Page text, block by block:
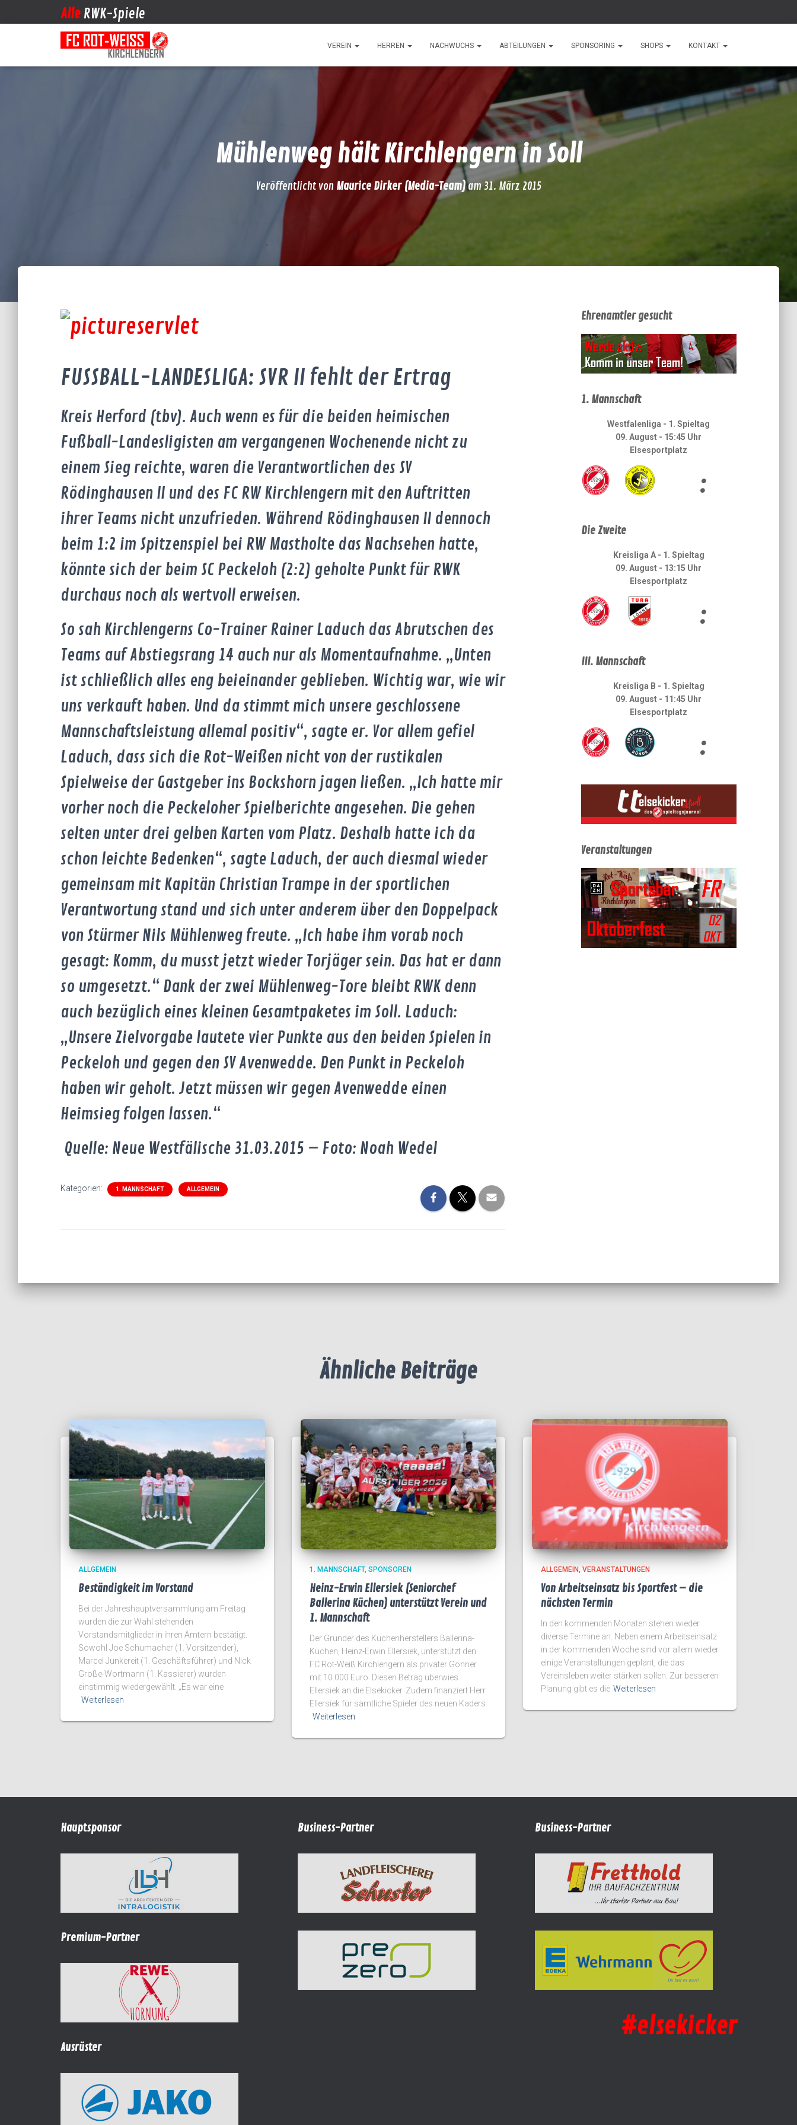
Alle RWK-Spiele
VEREIN HERREN NACHWUCHS ABTEILUNGEN SPONSORING SHOPS KONTAKT
Mühlenweg hält Kirchlengern in Soll
Veröffentlicht von Maurice Dirker (Media-Team)am31. März 2015
FUSSBALL-LANDESLIGA: SVR II fehlt der Ertrag
Kreis Herford (tbv). Auch wenn es für die beiden heimischen
Fußball-Landesligisten am vergangenen Wochenende nicht zu
einem Sieg reichte, waren die Verantwortlichen des SV
Rödinghausen II und des FC RW Kirchlengern mit den Auftritten
ihrer Teams nicht unzufrieden. Während Rödinghausen II dennoch
beim 1:2 im Spitzenspiel bei RW Mastholte das Nachsehen hatte,
könnte sich der beim SC Peckeloh (2:2) geholte Punkt für RWK
durchaus noch als wertvoll erweisen.
So sah Kirchlengerns Co-Trainer Rainer Laduch das Abrutschen des
Teams auf Abstiegsrang 14 auch nur als Momentaufnahme. „Unten
ist schließlich alles eng beieinander geblieben. Wichtig war, wie wir
uns verkauft haben. Und da stimmt mich unsere geschlossene
Mannschaftsleistung allemal positiv“, sagte er. Vor allem gefiel
Laduch, dass sich die Rot-Weißen nicht von der rustikalen
Spielweise der Gastgeber ins Bockshorn jagen ließen. „Ich hatte mir
vorher noch die Peckeloher Spielberichte angesehen. Die gehen
selten unter drei gelben Karten vom Platz. Deshalb hatte ich da
schon leichte Bedenken“, sagte Laduch, der auch diesmal wieder
gemeinsam mit Kapitän Christian Trampe in der sportlichen
Verantwortung stand und sich unter anderem über den Doppelpack
von Stürmer Nils Mühlenweg freute. „Ich habe ihm vorab noch
gesagt: Komm, du musst jetzt wieder Torjäger sein. Das hat er dann
so umgesetzt.“ Dank der zwei Mühlenweg-Tore bleibt RWK denn
auch bezüglich eines kleinen Gesamtpaketes im Soll. Laduch:
„Unsere Zielvorgabe lautete vier Punkte aus den beiden Spielen in
Peckeloh und gegen den SV Avenwedde. Den Punkt in Peckeloh
haben wir geholt. Jetzt müssen wir gegen Avenwedde einen
Heimsieg folgen lassen.“
Quelle: Neue Westfälische 31.03.2015 – Foto: Noah Wedel
Kategorien: 1. MANNSCHAFT ALLGEMEIN
Ehrenamtler gesucht
1. Mannschaft
Westfalenliga - 1. Spieltag
09. August - 15:45 Uhr
Elsesportplatz
:
Die Zweite
Kreisliga A - 1. Spieltag
09. August - 13:15 Uhr
Elsesportplatz
:
III. Mannschaft
Kreisliga B - 1. Spieltag
09. August - 11:45 Uhr
Elsesportplatz
:
Veranstaltungen
Ähnliche Beiträge
ALLGEMEIN
Beständigkeit im Vorstand
Bei der Jahreshauptversammlung am Freitag
wurden die zur Wahl stehenden
Vorstandsmitglieder in ihren Ämtern bestätigt.
Sowohl Joe Schumacher (1. Vorsitzender),
Marcel Junkereit (1. Geschäftsführer) und Nick
Große-Wortmann (1. Kassierer) wurden
einstimmig wiedergewählt. „Es war eine
Weiterlesen
1. MANNSCHAFT SPONSOREN
Heinz-Erwin Ellersiek (Seniorchef
Ballerina Küchen) unterstützt Verein und
1. Mannschaft
Der Gründer des Küchenherstellers Ballerina-
Küchen, Heinz-Erwin Ellersiek, unterstützt den
FC Rot-Weiß Kirchlengern als privater Gönner
mit 10.000 Euro. Diesen Betrag überwies
Ellersiek an die Elsekicker. Zudem finanziert Herr
Ellersiek für sämtliche Spieler des neuen Kaders
Weiterlesen
ALLGEMEIN VERANSTALTUNGEN
Von Arbeitseinsatz bis Sportfest – die
nächsten Termin
In den kommenden Monaten stehen wieder
diverse Termine an. Neben einem Arbeitseinsatz
in der kommenden Woche sind vor allem wieder
einige Veranstaltungen geplant, die das
Vereinsleben weiter stärken sollen. Zur besseren
Planung gibt es die Weiterlesen
Hauptsponsor
Premium-Partner
Ausrüster
Business-Partner Business-Partner
#elsekicker